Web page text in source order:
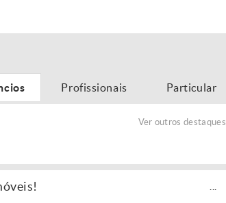
Profissionais Particular
Ver outros destaques